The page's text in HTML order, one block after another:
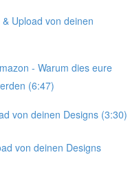
Upload von deinen
- Warum dies eure
(6:47)
von deinen Designs (3:30)
von deinen Designs